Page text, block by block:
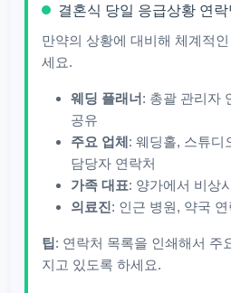
결혼식 당일 응급상황 연
만약의 상황에 대비해 체계적
세요.
웨딩 플래너 : 총괄 관리자
공유
주요 업체 : 웨딩홀, 스튜디
담당자 연락처
가족 대표: 양가에서 비상
의료진 : 인근 병원, 약국
팁 : 연락처 목록을 인쇄해서 주
지고 있도록 하세요.